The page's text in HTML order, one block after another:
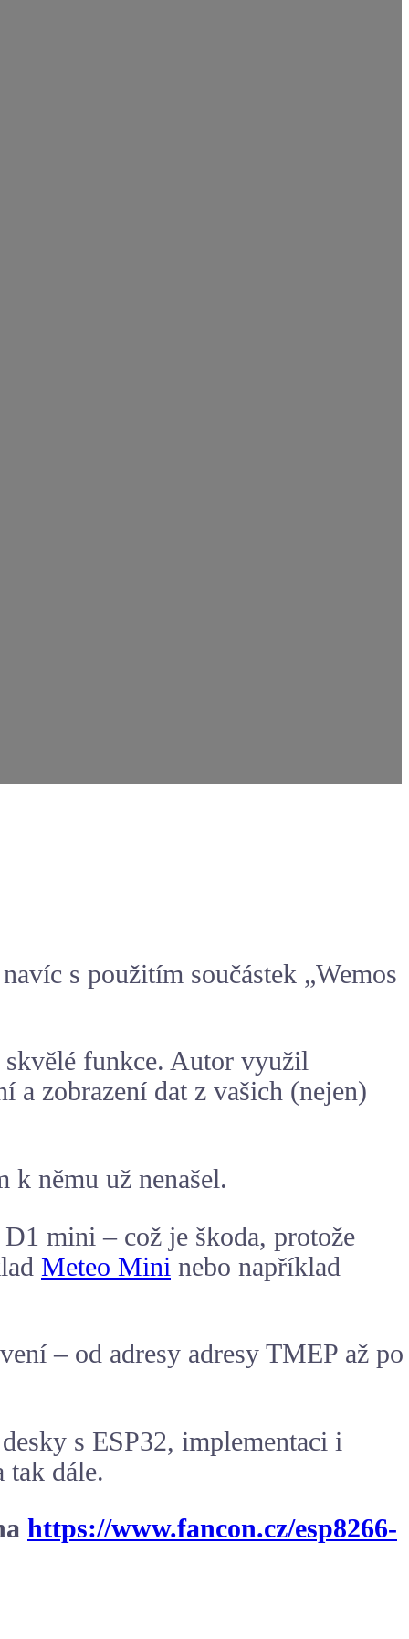
s použitím součástek „Wemos
funkce. Autor využil
zobrazení dat z vašich (nejen)
k němu už nenašel.
mini – což je škoda, protože
Meteo Mini nebo například
– od adresy adresy TMEP až po
s ESP32, implementaci i
tak dále.
https://www.fancon.cz/esp8266-